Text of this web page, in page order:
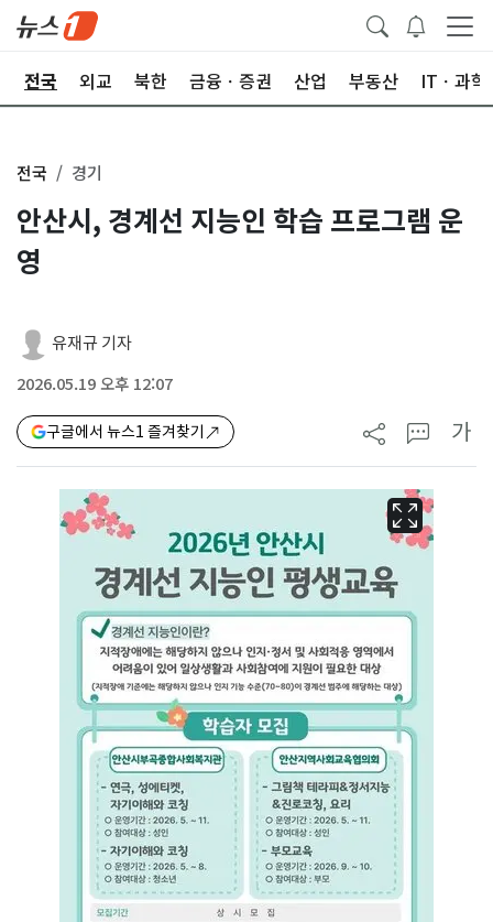
전국 외교 북한 금융ㆍ증권 산업 부동산 ITㆍ과학
전국 경기
안산시, 경계선 지능인 학습 프로그램 운
영
유재규 기자
2026.05.19 오후 12:07
구글에서 뉴스1 즐겨찾기 가